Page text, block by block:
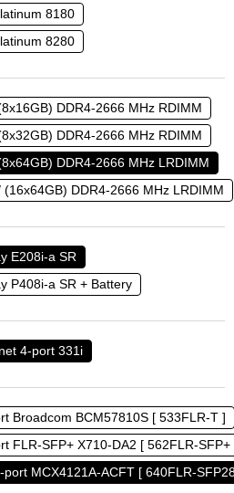
8180
8280
DDR4-2666 MHz RDIMM
DDR4-2666 MHz RDIMM
DDR4-2666 MHz LRDIMM
(16x64GB) DDR4-2666 MHz LRDIMM
E208i-a SR
P408i-a SR + Battery
4-port 331i
Broadcom BCM57810S [ 533FLR-T ]
FLR-SFP+ X710-DA2 [ 562FLR-SFP+
port MCX4121A-ACFT [ 640FLR-